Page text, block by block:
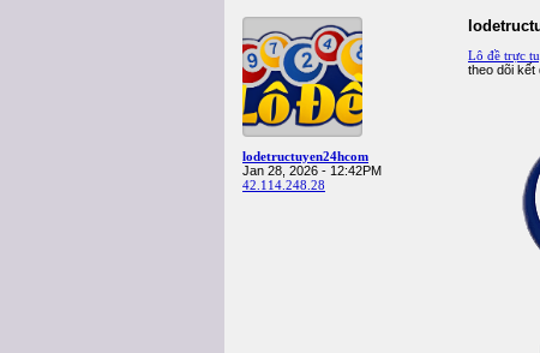
lodetructuyen24hcom
Jan 28, 2026 - 12:42PM
42.114.248.28
Lô đề trực
theo dõi kết